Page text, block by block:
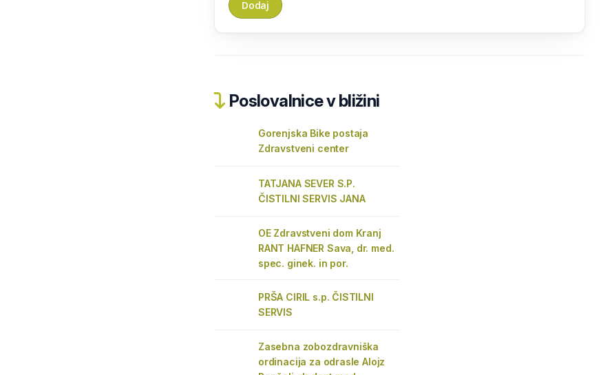
Poslovalnice v bližini
Gorenjska Bike postaja
Zdravstveni center
TATJANA SEVER S.P.
ČISTILNI SERVIS JANA
OE Zdravstveni dom Kranj
RANT HAFNER Sava, dr. med.
spec. ginek. in por.
PRŠA CIRIL s.p. ČISTILNI
SERVIS
Zasebna zobozdravniška
ordinacija za odrasle Alojz